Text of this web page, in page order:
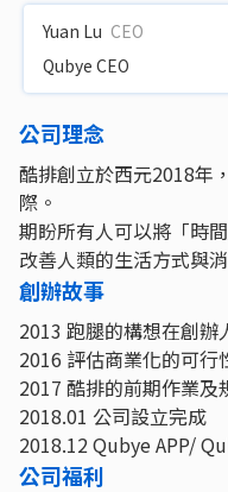
Yuan Lu CEO
Qubye CEO
公司理念
酷排創立於西元2018年
際。
期盼所有人可以將「時
改善人類的生活方式與
創辦故事
2013 跑腿的構想在創辦
2016 評估商業化的可行
2017 酷排的前期作業及
2018.01 公司設立完成
2018.12 Qubye APP/
公司福利